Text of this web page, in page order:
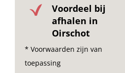
Voordeel bij
afhalen in
Oirschot
* Voorwaarden zijn van
toepassing